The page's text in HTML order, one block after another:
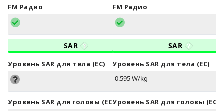
FM Радио
SAR
Уровень SAR для тела (ЕС)
Уровень SAR для головы (ЕС)
FM Радио
SAR
Уровень SAR для тела (ЕС)
0.595 W/kg
Уровень SAR для головы (ЕС)